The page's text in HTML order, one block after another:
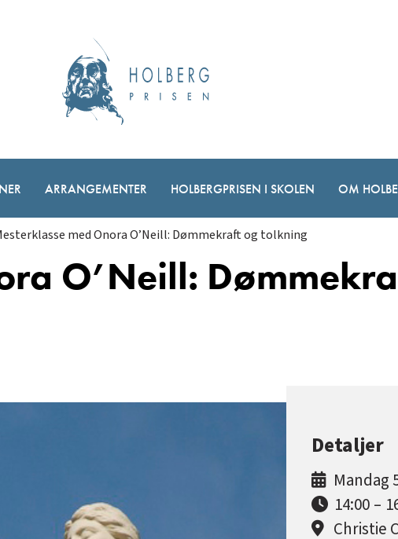
ARRANGEMENTER HOLBERGPRISEN I SKOLEN OM
med Onora O’Neill: Dømmekraft og tolkning
O’Neill:
Detaljer
Mandag
14:00 –
Christie